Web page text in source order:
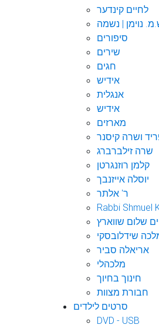
לחיים קינדער
נוימן | נשמה
סיפורים
שירים
חגים
אידיש
אנגלית
אידיש
מארזים
ושרה קיסנר
שרה זילברברג
קלמן רוזנגרטן
יוסלה אייזנבך
ר' אלתר
Rabbi Shmuel
שלום שווארץ
שידלובסקי
אריאלה סביר
מלכהלי
חינוך בחיוך
חבורת מצוות
סרטים לילדים
DVD - USB